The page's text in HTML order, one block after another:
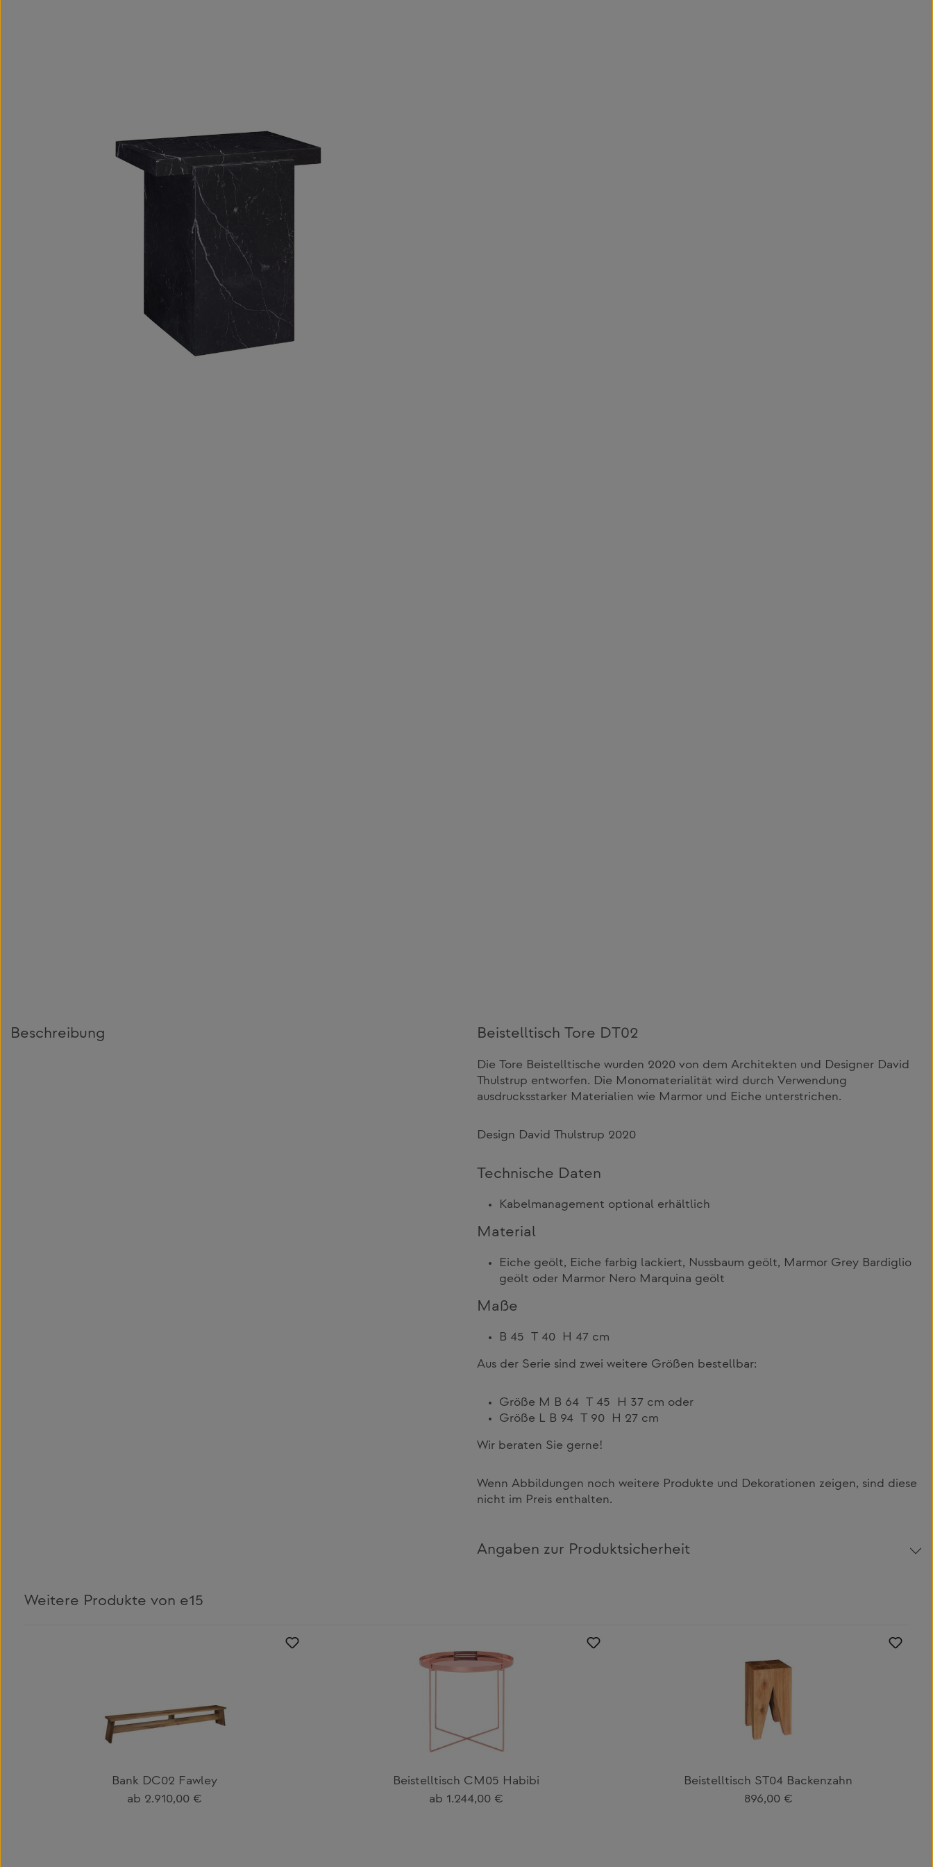
Beschreibung Beistelltisch Tore DT02
Die Tore Beistelltische wurden 2020 von dem Architekten und Designer David
Thulstrup entworfen. Die Monomaterialität wird durch Verwendung
ausdrucksstarker Materialien wie Marmor und Eiche unterstrichen.
Design David Thulstrup 2020
Technische Daten
Kabelmanagement optional erhältlich
Material
Eiche geölt, Eiche farbig lackiert, Nussbaum geölt, Marmor Grey Bardiglio
geölt oder Marmor Nero Marquina geölt
Maße
B 45 T 40 H 47 cm
Aus der Serie sind zwei weitere Größen bestellbar:
Größe M B 64 T 45 H 37 cm oder
Größe L B 94 T 90 H 27 cm
Wir beraten Sie gerne!
Wenn Abbildungen noch weitere Produkte und Dekorationen zeigen, sind diese
nicht im Preis enthalten.
Angaben zur Produktsicherheit
Weitere Produkte von e15
Bank DC02 Fawley
Regulärer Preis:
ab 2.910,00 €
Beistelltisch CM05 Habibi
Regulärer Preis:
ab 1.244,00 €
Beistelltisch ST04 Backenzahn
Regulärer Preis:
896,00 €